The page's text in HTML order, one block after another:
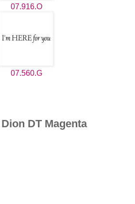
07.916.O
07.560.G
DT Magenta